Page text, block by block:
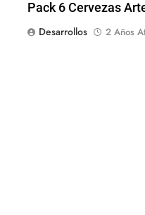
Pack 6 Cervezas
Desarrollos
2 Años